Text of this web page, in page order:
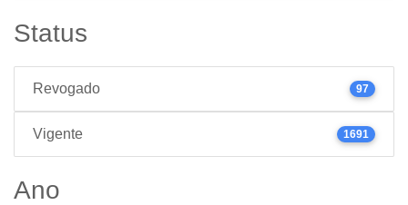
Status
Revogado 97
Vigente 1691
Ano